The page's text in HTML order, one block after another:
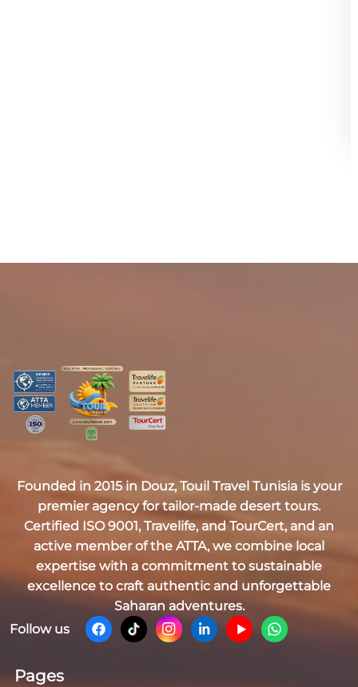
Founded in 2015 in Douz, Touil Travel Tunisiais your
premier agency for tailor-made desert tours.
Certified ISO 9001, Travelife, and TourCert, and an
active member of the ATTA, we combine local
expertise with a commitment to sustainable
excellence to craft authentic and unforgettable
Saharan adventures.
Follow us
Pages